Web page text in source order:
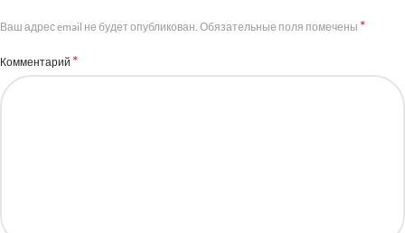
Ваш адрес email не будет опубликован. Обязательные поля помечены *
Комментарий *